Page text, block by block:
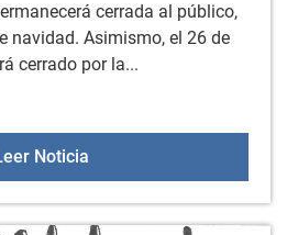
cerrada al público,
navidad. Asimismo, el 26 de
cerrado por la...
NoticiaCierre del ayuntamiento